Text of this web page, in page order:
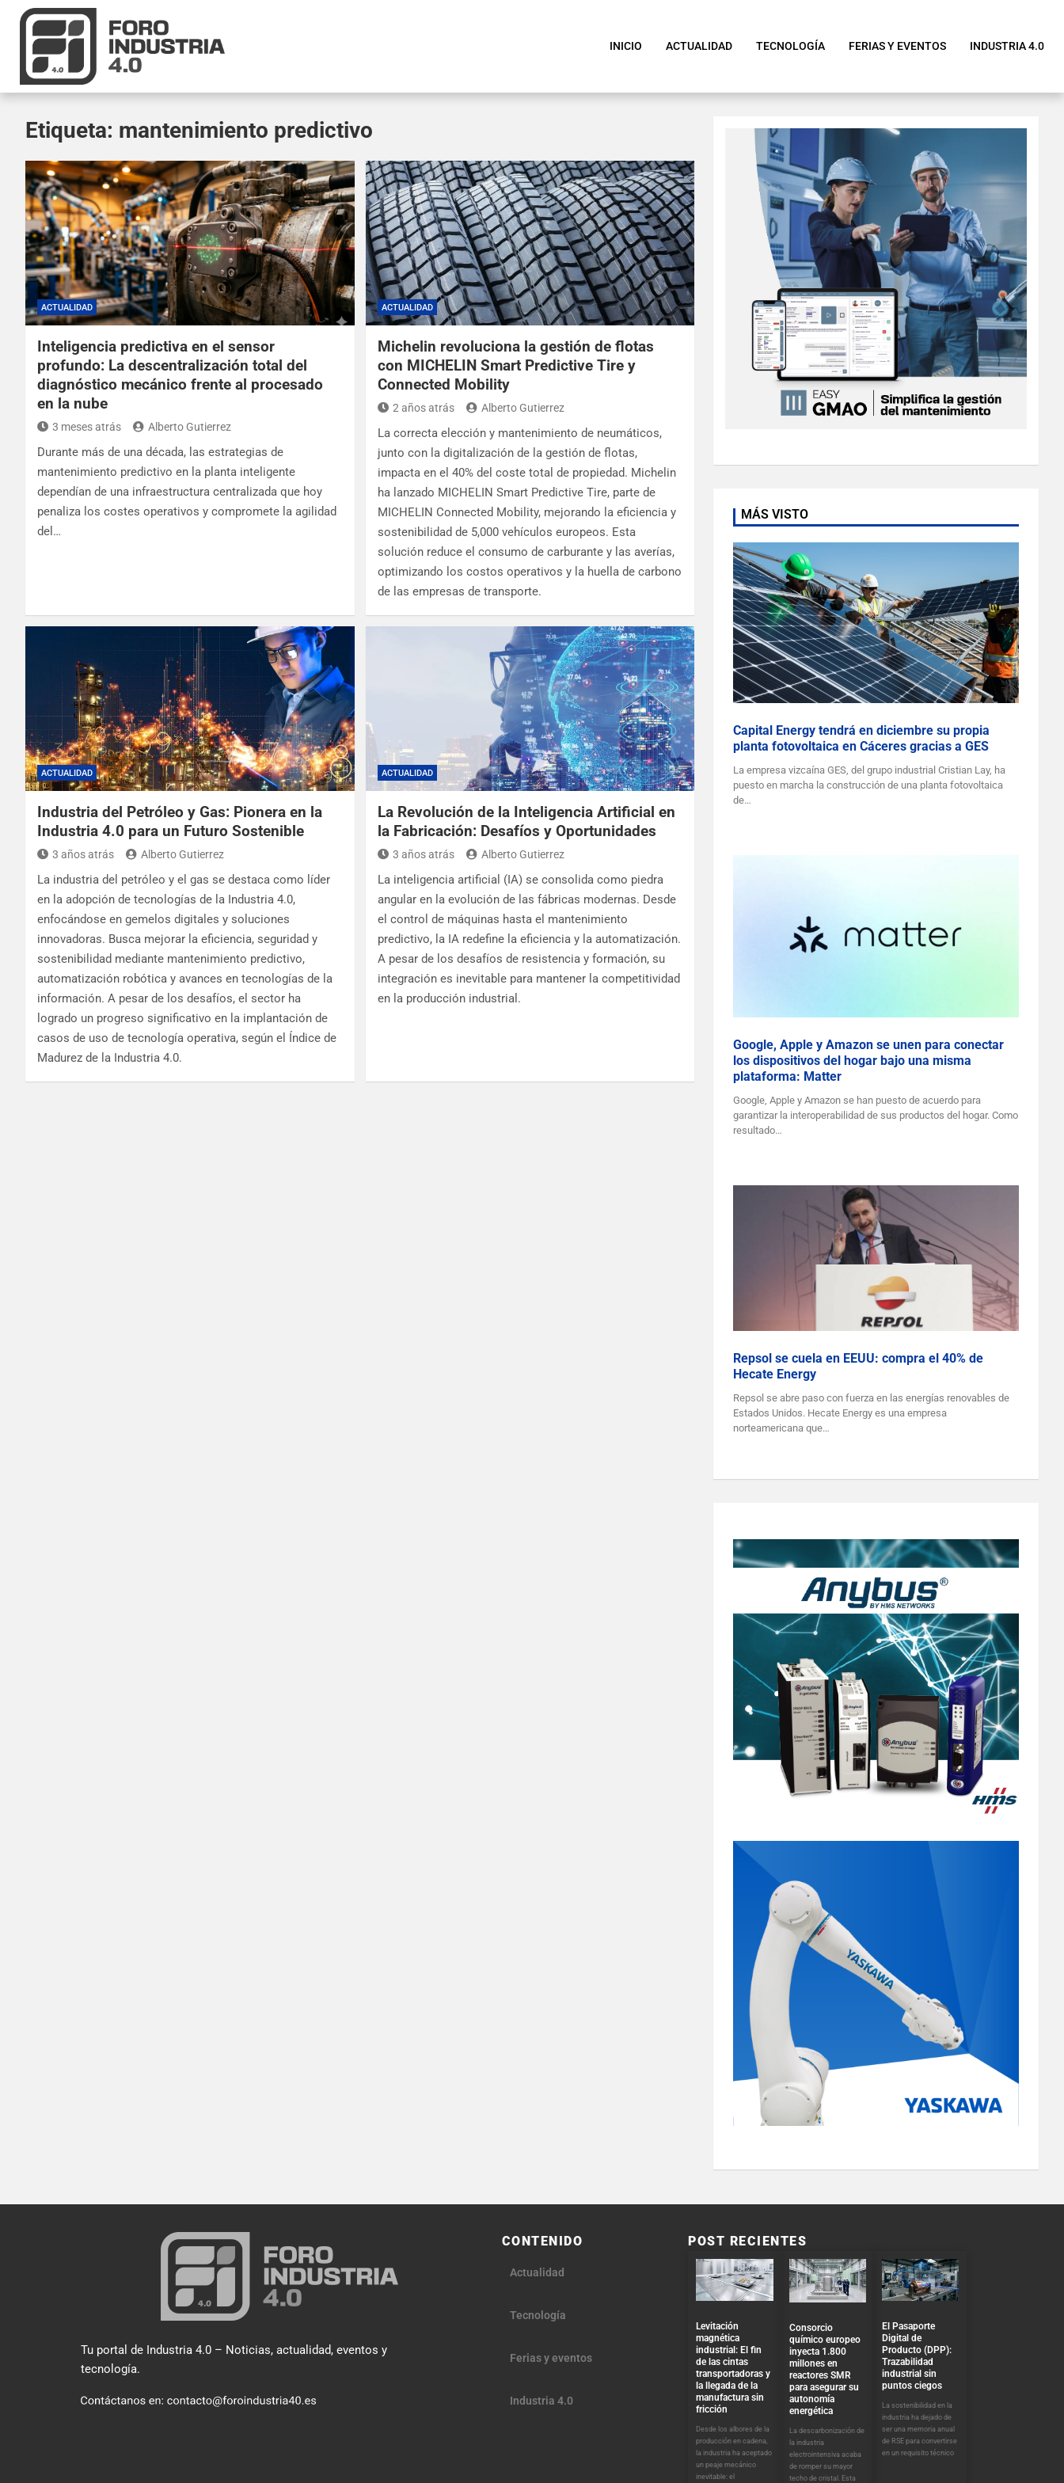
INICIO ACTUALIDAD TECNOLOGÍA FERIAS Y EVENTOS INDUSTRIA 4.0
Etiqueta: mantenimiento predictivo
ACTUALIDAD
Inteligencia predictiva en el sensor
profundo: La descentralización total del
diagnóstico mecánico frente al procesado
en la nube
3 meses atrás Alberto Gutierrez
Durante más de una década, las estrategias de
mantenimiento predictivo en la planta inteligente
dependían de una infraestructura centralizada que hoy
penaliza los costes operativos y compromete la agilidad
del…
ACTUALIDAD
Michelin revoluciona la gestión de flotas
con MICHELIN Smart Predictive Tire y
Connected Mobility
2 años atrás Alberto Gutierrez
La correcta elección y mantenimiento de neumáticos,
junto con la digitalización de la gestión de flotas,
impacta en el 40% del coste total de propiedad. Michelin
ha lanzado MICHELIN Smart Predictive Tire, parte de
MICHELIN Connected Mobility, mejorando la eficiencia y
sostenibilidad de 5,000 vehículos europeos. Esta
solución reduce el consumo de carburante y las averías,
optimizando los costos operativos y la huella de carbono
de las empresas de transporte.
ACTUALIDAD
Industria del Petróleo y Gas: Pionera en la
Industria 4.0 para un Futuro Sostenible
3 años atrás Alberto Gutierrez
La industria del petróleo y el gas se destaca como líder
en la adopción de tecnologías de la Industria 4.0,
enfocándose en gemelos digitales y soluciones
innovadoras. Busca mejorar la eficiencia, seguridad y
sostenibilidad mediante mantenimiento predictivo,
automatización robótica y avances en tecnologías de la
información. A pesar de los desafíos, el sector ha
logrado un progreso significativo en la implantación de
casos de uso de tecnología operativa, según el Índice de
Madurez de la Industria 4.0.
ACTUALIDAD
La Revolución de la Inteligencia Artificial en
la Fabricación: Desafíos y Oportunidades
3 años atrás Alberto Gutierrez
La inteligencia artificial (IA) se consolida como piedra
angular en la evolución de las fábricas modernas. Desde
el control de máquinas hasta el mantenimiento
predictivo, la IA redefine la eficiencia y la automatización.
A pesar de los desafíos de resistencia y formación, su
integración es inevitable para mantener la competitividad
en la producción industrial.
MÁS VISTO
Capital Energy tendrá en diciembre su propia
planta fotovoltaica en Cáceres gracias a GES
La empresa vizcaína GES, del grupo industrial Cristian Lay, ha
puesto en marcha la construcción de una planta fotovoltaica
de…
Google, Apple y Amazon se unen para conectar
los dispositivos del hogar bajo una misma
plataforma: Matter
Google, Apple y Amazon se han puesto de acuerdo para
garantizar la interoperabilidad de sus productos del hogar. Como
resultado…
Repsol se cuela en EEUU: compra el 40% de
Hecate Energy
Repsol se abre paso con fuerza en las energías renovables de
Estados Unidos. Hecate Energy es una empresa
norteamericana que…
Tu portal de Industria 4.0 – Noticias, actualidad, eventos y
tecnología.
CONTENIDO
Actualidad
Tecnología
Ferias y eventos
Industria 4.0
POST RECIENTES
Levitación
magnética
industrial: El fin
de las cintas
transportadoras y
la llegada de la
manufactura sin
fricción
Desde los albores de la
producción en cadena,
la industria ha aceptado
un peaje mecánico
inevitable: el
Consorcio
químico europeo
inyecta 1.800
millones en
reactores SMR
para asegurar su
autonomía
energética
La descarbonización de
la industria
electrointensiva acaba
de romper su mayor
techo de cristal. Esta
El Pasaporte
Digital de
Producto (DPP):
Trazabilidad
industrial sin
puntos ciegos
La sostenibilidad en la
industria ha dejado de
ser una memoria anual
de RSE para convertirse
en un requisito técnico